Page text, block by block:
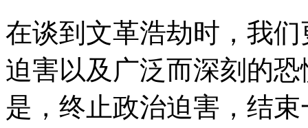
在谈到文革浩劫时，我
迫害以及广泛而深刻的
是，终止政治迫害，结